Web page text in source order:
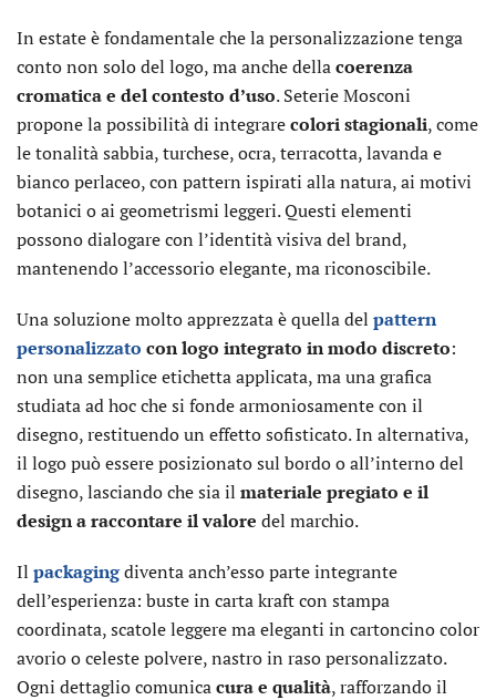
In estate è fondamentale che la personalizzazione tenga
conto non solo del logo, ma anche dellacoerenza
cromatica e del contesto d’uso. Seterie Mosconi
propone la possibilità di integrarecolori stagionali, come
le tonalità sabbia, turchese, ocra, terracotta, lavanda e
bianco perlaceo, con pattern ispirati alla natura, ai motivi
botanici o ai geometrismi leggeri. Questi elementi
possono dialogare con l’identità visiva del brand,
mantenendo l’accessorio elegante, ma riconoscibile.
Una soluzione molto apprezzata è quella del pattern
personalizzato con logo integrato in modo discreto:
non una semplice etichetta applicata, ma una grafica
studiata ad hoc che si fonde armoniosamente con il
disegno, restituendo un effetto sofisticato. In alternativa,
il logo può essere posizionato sul bordo o all’interno del
disegno, lasciando che sia il materiale pregiato e il
design a raccontare il valore del marchio.
Il packagingdiventa anch’esso parte integrante
dell’esperienza: buste in carta kraft con stampa
coordinata, scatole leggere ma eleganti in cartoncino color
avorio o celeste polvere, nastro in raso personalizzato.
Ogni dettaglio comunicacura e qualità, rafforzando il